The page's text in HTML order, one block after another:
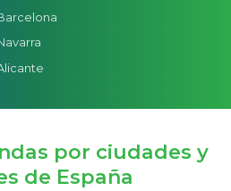
por ciudades y
de España